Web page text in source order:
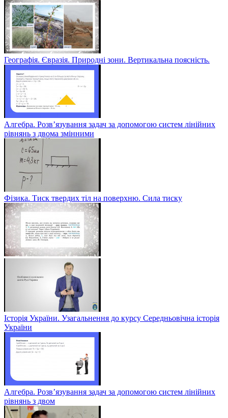
Географія. Євразія. Природні зони. Вертикальна поясність.
Алгебра. Розв’язування задач за допомогою систем лінійних
рівнянь з двома змінними
Фізика. Тиск твердих тіл на поверхню. Сила тиску
Історія України. Узагальнення до курсу Середньовічна історія
України
Алгебра. Розв’язування задач за допомогою систем лінійних
рівнянь з двом